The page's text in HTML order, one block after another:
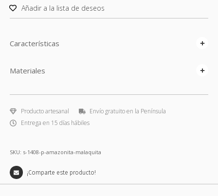
Añadir a la lista de deseos
Características
Materiales
Producto artesanal
Envío gratuito en la Península
Entrega en 15 días hábiles
SKU: s-1408-p-amazonita-malaquita
¡Comparte este producto!